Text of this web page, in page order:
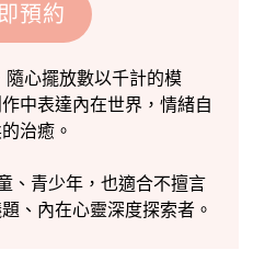
預約
心擺放數以千計的模
中表達內在世界，情緒自
治癒。
、青少年，也適合不擅言
、內在心靈深度探索者。